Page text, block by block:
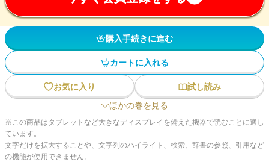
購入手続きに進む
カートに入れる
お気に入り
試し読み
ほかの巻を見る
※この商品はタブレットなど大きなディスプレイを備えた機器で読むことに適し
ています。
文字だけを拡大することや、文字列のハイライト、検索、辞書の参照、引用など
の機能が使用できません。